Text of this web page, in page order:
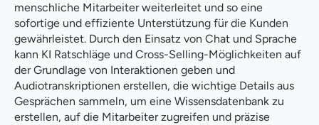
menschliche Mitarbeiter weiterleitet und so eine
sofortige und effiziente Unterstützung für die Kunden
gewährleistet. Durch den Einsatz von Chat und Sprache
kann KI Ratschläge und Cross-Selling-Möglichkeiten auf
der Grundlage von Interaktionen geben und
Audiotranskriptionen erstellen, die wichtige Details aus
Gesprächen sammeln, um eine Wissensdatenbank zu
erstellen, auf die Mitarbeiter zugreifen und präzise